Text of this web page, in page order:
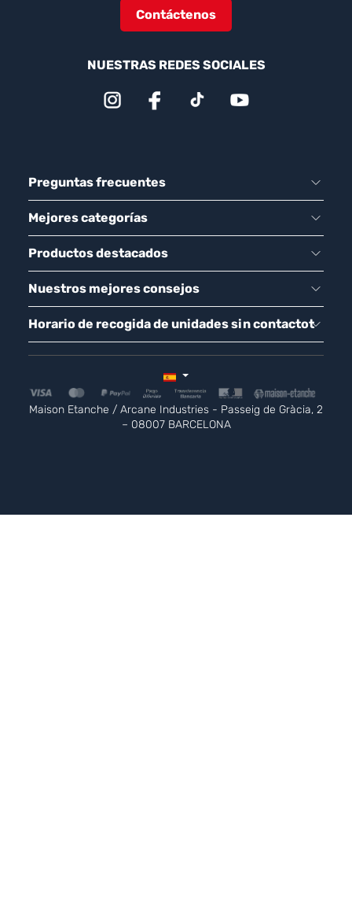
Contáctenos
NUESTRAS REDES SOCIALES
Preguntas frecuentes
Mejores categorías
Productos destacados
Nuestros mejores consejos
Horario de recogida de unidades sin contactot
Maison Etanche / Arcane Industries - Passeig de Gràcia, 2
– 08007 BARCELONA